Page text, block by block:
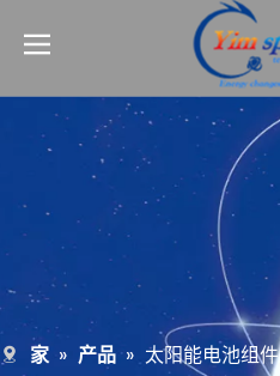
家 » 产品 » 太阳能电池组件